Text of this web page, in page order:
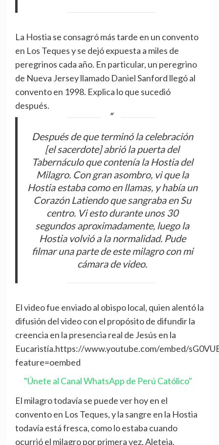
La Hostia se consagró más tarde en un convento
en Los Teques y se dejó expuesta a miles de
peregrinos cada año. En particular, un peregrino
de Nueva Jersey llamado Daniel Sanford llegó al
convento en 1998. Explica lo que sucedió
después.
Después de que terminó la celebración
[el sacerdote] abrió la puerta del
Tabernáculo que contenía la Hostia del
Milagro. Con gran asombro, vi que la
Hostia estaba como en llamas, y había un
Corazón Latiendo que sangraba en Su
centro. Vi esto durante unos 30
segundos aproximadamente, luego la
Hostia volvió a la normalidad. Pude
filmar una parte de este milagro con mi
cámara de video.
El video fue enviado al obispo local, quien alentó la
difusión del video con el propósito de difundir la
creencia en la presencia real de Jesús en la
Eucaristía.https://www.youtube.com/embed/
feature=oembed
"Únete al Canal WhatsApp de Perú Católico"
El milagro todavía se puede ver hoy en el
convento en Los Teques, y la sangre en la Hostia
todavía está fresca, como lo estaba cuando
ocurrió el milagro por primera vez. Aleteia.